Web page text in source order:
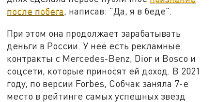
после побега, написав: "Да, я в беде".
При этом она продолжает зарабатывать
деньги в России. У неё есть рекламные
контракты с Mercedes-Benz, Dior и Bosco и
соцсети, которые приносят ей доход. В 2021
году, по версии Forbes, Собчак заняла 7-е
место в рейтинге самых успешных звезд